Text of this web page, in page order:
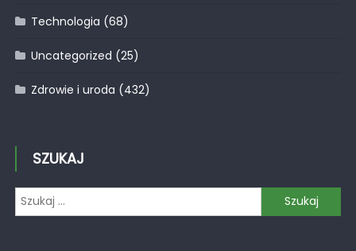
Technologia (68)
Uncategorized (25)
Zdrowie i uroda (432)
SZUKAJ
Szukaj: